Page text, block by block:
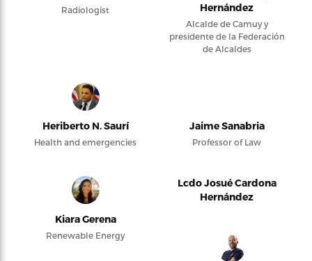
Radiologist
Hernández
Alcalde de Camuy y
presidente de la Federación
de Alcaldes
Heriberto N. Saurí
Health and emergencies
Jaime Sanabria
Professor of Law
Kiara Gerena
Renewable Energy
Lcdo Josué Cardona
Hernández